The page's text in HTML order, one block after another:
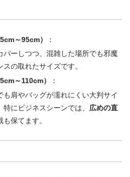
～95cm）
：
バーしつつ、混雑した場所でも邪魔
の取れたサイズです。
～110cm）
：
も肩やバッグが濡れにくい大判サイ
にビジネスシーンでは、 広めの直
保てます。